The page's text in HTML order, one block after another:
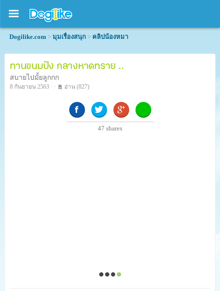
Dogilike.com > มุมเรื่องสนุก > คลิปน้องหมา
ทานขนมปัง กลางหาดทราย ..
สบายไปมั้ยลูกกก
8 กันยายน 2563 · · อ่าน (827)
47 shares